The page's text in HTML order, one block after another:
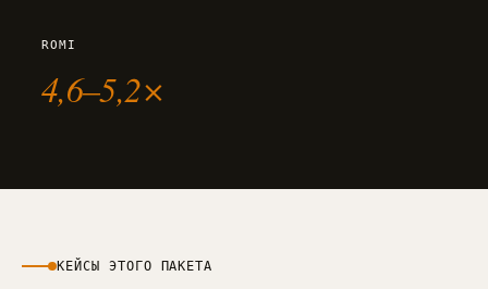
ROMI
4,6–5,2×
КЕЙСЫ ЭТОГО ПАКЕТА